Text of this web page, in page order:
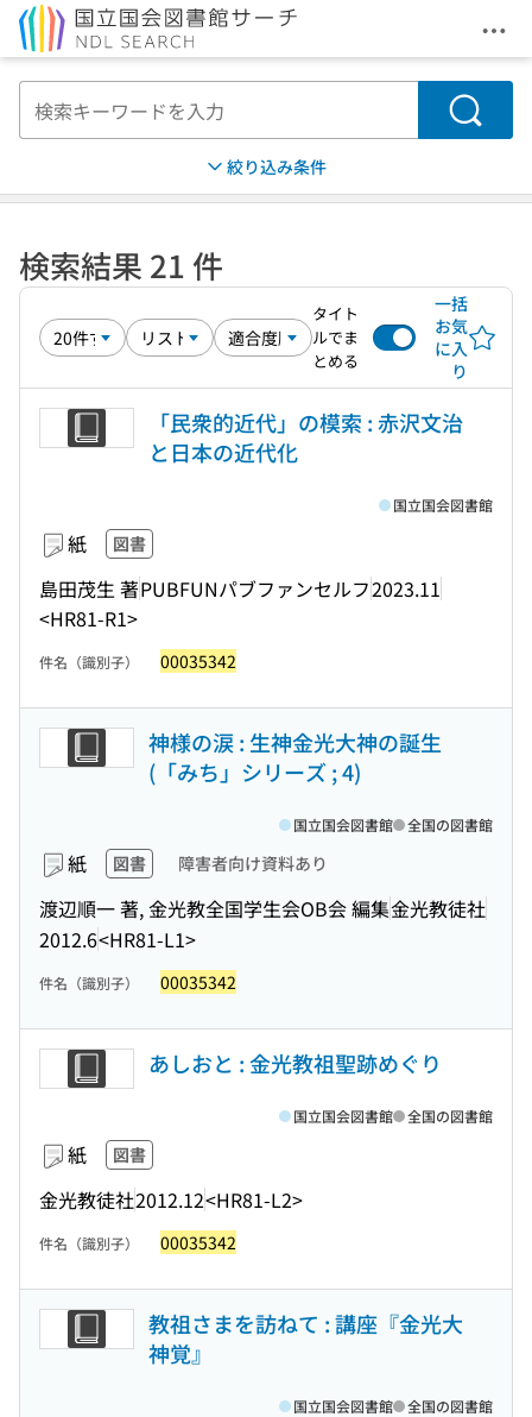
メ
検索
絞り込み条件
検索結果 21 件
タイト
ルでま
とめる
一括
お気
に入
り
「民衆的近代」の模索 : 赤沢文治
と日本の近代化
紙 図書
島田茂生 著PUBFUNパブファンセルフ2023.11
<HR81-R1>
国立国会図書館
件名（識別子） 00035342
神様の涙 : 生神金光大神の誕生
(「みち」シリーズ ; 4)
紙 図書 障害者向け資料あり
渡辺順一 著, 金光教全国学生会OB会 編集金光教徒社
2012.6<HR81-L1>
国立国会図書館 全国の図書館
件名（識別子） 00035342
あしおと : 金光教祖聖跡めぐり
紙 図書
金光教徒社2012.12<HR81-L2>
国立国会図書館 全国の図書館
件名（識別子） 00035342
教祖さまを訪ねて : 講座『金光大
神覚』
国立国会図書館 全国の図書館